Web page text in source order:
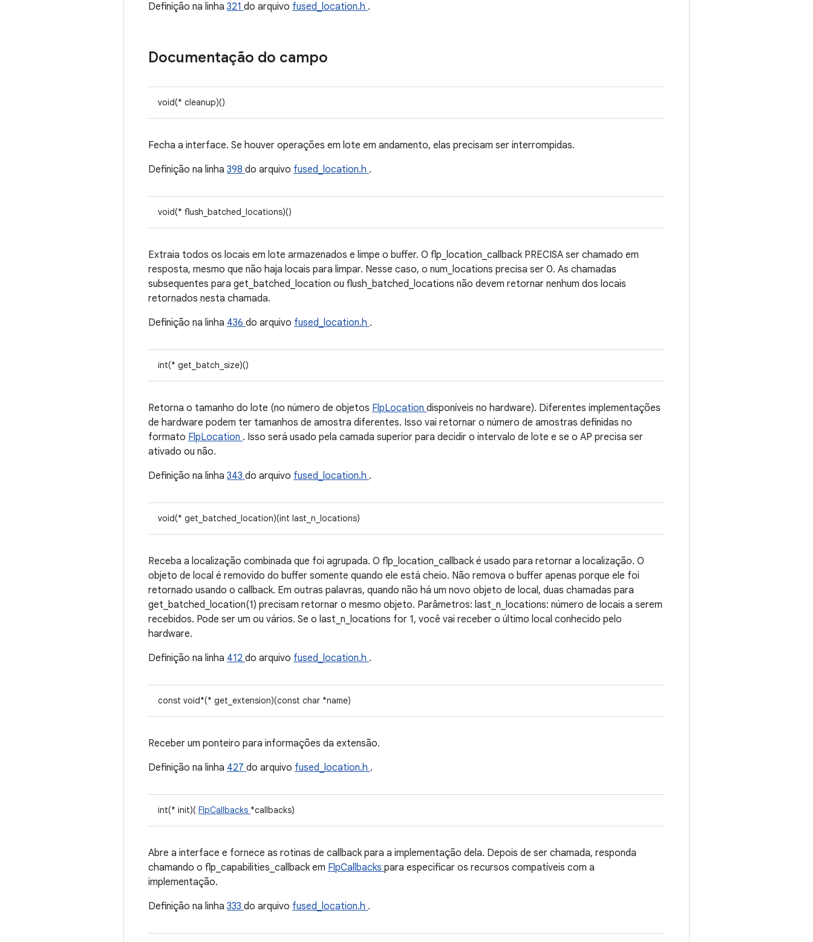
Definição na linha 321 do arquivo fused_location.h .
Documentação do campo
void(* cleanup)()
Fecha a interface. Se houver operações em lote em andamento, elas precisam ser interrompidas.
Definição na linha 398 do arquivo fused_location.h .
void(* flush_batched_locations)()
Extraia todos os locais em lote armazenados e limpe o buffer. O flp_location_callback PRECISA ser chamado em
resposta, mesmo que não haja locais para limpar. Nesse caso, o num_locations precisa ser 0. As chamadas
subsequentes para get_batched_location ou flush_batched_locations não devem retornar nenhum dos locais
retornados nesta chamada.
Definição na linha 436 do arquivo fused_location.h .
int(* get_batch_size)()
Retorna o tamanho do lote (no número de objetos FlpLocation disponíveis no hardware). Diferentes implementações
de hardware podem ter tamanhos de amostra diferentes. Isso vai retornar o número de amostras definidas no
formato FlpLocation . Isso será usado pela camada superior para decidir o intervalo de lote e se o AP precisa ser
ativado ou não.
Definição na linha 343 do arquivo fused_location.h .
void(* get_batched_location)(int last_n_locations)
Receba a localização combinada que foi agrupada. O flp_location_callback é usado para retornar a localização. O
objeto de local é removido do buffer somente quando ele está cheio. Não remova o buffer apenas porque ele foi
retornado usando o callback. Em outras palavras, quando não há um novo objeto de local, duas chamadas para
get_batched_location(1) precisam retornar o mesmo objeto. Parâmetros: last_n_locations: número de locais a serem
recebidos. Pode ser um ou vários. Se o last_n_locations for 1, você vai receber o último local conhecido pelo
hardware.
Definição na linha 412 do arquivo fused_location.h .
const void*(* get_extension)(const char *name)
Receber um ponteiro para informações da extensão.
Definição na linha 427 do arquivo fused_location.h .
int(* init)( FlpCallbacks *callbacks)
Abre a interface e fornece as rotinas de callback para a implementação dela. Depois de ser chamada, responda
chamando o flp_capabilities_callback em FlpCallbacks para especificar os recursos compatíveis com a
implementação.
Definição na linha 333 do arquivo fused_location.h .